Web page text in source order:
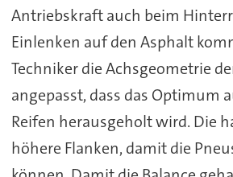
Antriebskraft auch beim
Einlenken auf den Asphalt
Techniker die Achsgeometrie
angepasst, dass das Optimum
Reifen herausgeholt wird. Die
höhere Flanken, damit die